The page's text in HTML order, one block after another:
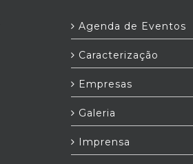
Agenda de Eventos
Caracterização
Empresas
Galeria
Imprensa